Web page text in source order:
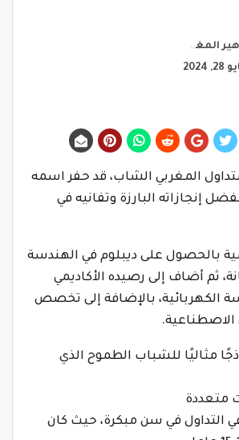
المغرب
2024
المغربي الشاب، قد حفر اسمه
إنجازاته البارزة وتفانيه في
بالحصول على ديبلوم في الهندسة
ثم أضاف إلى رصيده الأكاديمي
الكهربائية، بالإضافة إلى تخصص
الاصطناعية.
مثاليًا للشباب الطموح الذي
متعددة
التداول في سن مبكرة، حيث كان